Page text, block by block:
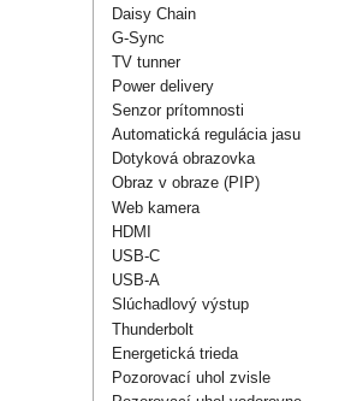
Daisy Chain
G-Sync
TV tunner
Power delivery
Senzor prítomnosti
Automatická regulácia jasu
Dotyková obrazovka
Obraz v obraze (PIP)
Web kamera
HDMI
USB-C
USB-A
Slúchadlový výstup
Thunderbolt
Energetická trieda
Pozorovací uhol zvisle